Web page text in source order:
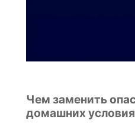
Чем заменить
домашних